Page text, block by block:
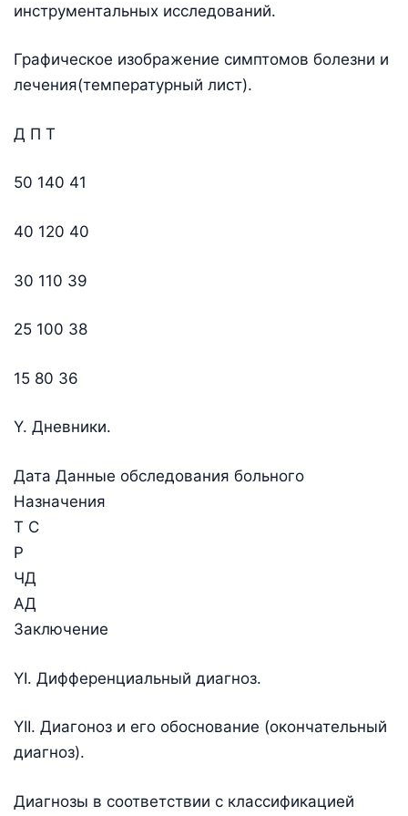
инструментальных исследований.
Графическое изображение симптомов болезни и
лечения(температурный лист).
Д П Т
50 140 41
40 120 40
30 110 39
25 100 38
15 80 36
Y. Дневники.
Дата Данные обследования больного
Назначения
Т С
Р
ЧД
АД
Заключение
YI. Дифференциальный диагноз.
YII. Диагоноз и его обоснование (окончательный
диагноз).
Диагнозы в соответствии с классификацией